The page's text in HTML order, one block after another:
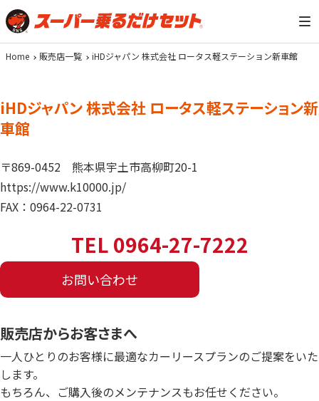
Home 販売店一覧 iHDジャパン 株式会社 ロータス軽ステーション新車館
iHDジャパン 株式会社 ロータス軽ステーション新
車館
〒869-0452
熊本県宇土市高柳町20-1
https://www.k10000.jp/
FAX：0964-22-0731
TEL 0964-27-7222
お問い合わせ
販売店からお客さまへ
一人ひとりのお客様に最適なカーリースプランのご提案をいた
します。
もちろん、ご購入後のメンテナンスもお任せください。